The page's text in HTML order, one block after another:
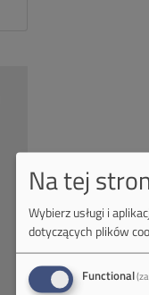
Na tej
Wybierz usługi i
dotyczących plików
Functional